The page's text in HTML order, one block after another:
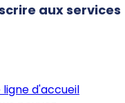
aux services
d'accueil